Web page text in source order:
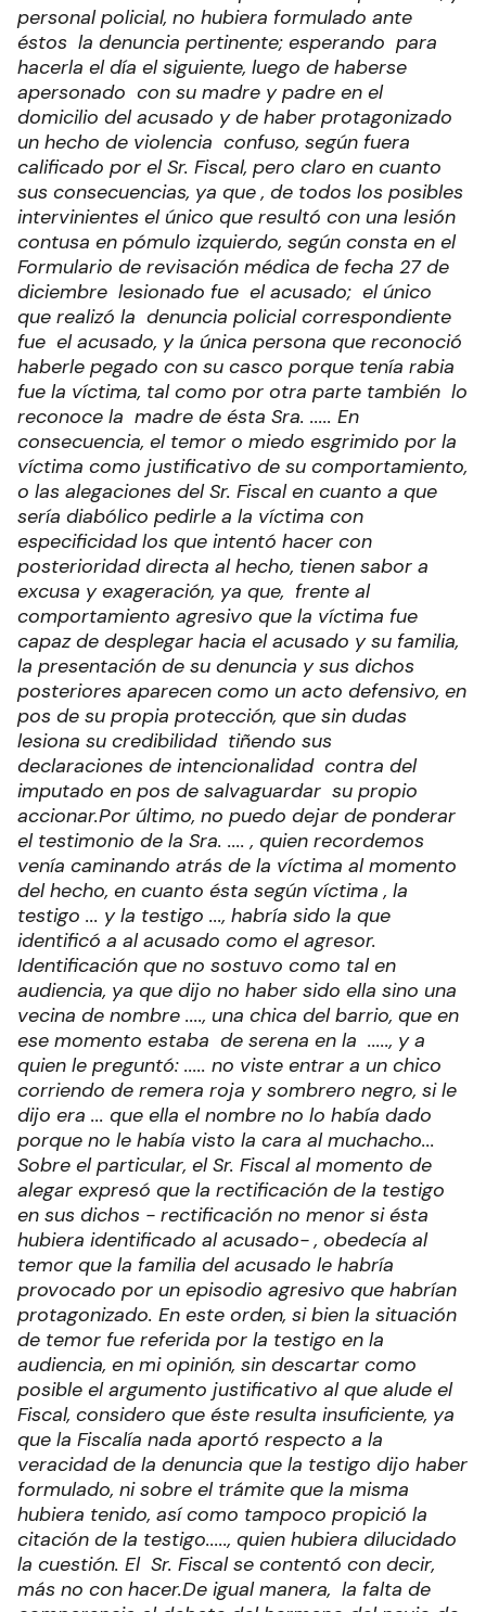
personal policial, no hubiera formulado ante
éstos la denuncia pertinente; esperando para
hacerla el día el siguiente, luego de haberse
apersonado con su madre y padre en el
domicilio del acusado y de haber protagonizado
un hecho de violencia confuso, según fuera
calificado por el Sr. Fiscal, pero claro en cuanto
sus consecuencias, ya que , de todos los posibles
intervinientes el único que resultó con una lesión
contusa en pómulo izquierdo, según consta en el
Formulario de revisación médica de fecha 27 de
diciembre lesionado fue el acusado; el único
que realizó la denuncia policial correspondiente
fue el acusado, y la única persona que reconoció
haberle pegado con su casco porque tenía rabia
fue la víctima, tal como por otra parte también lo
reconoce la madre de ésta Sra. ..... En
consecuencia, el temor o miedo esgrimido por la
víctima como justificativo de su comportamiento,
o las alegaciones del Sr. Fiscal en cuanto a que
sería diabólico pedirle a la víctima con
especificidad los que intentó hacer con
posterioridad directa al hecho, tienen sabor a
excusa y exageración, ya que, frente al
comportamiento agresivo que la víctima fue
capaz de desplegar hacia el acusado y su familia,
la presentación de su denuncia y sus dichos
posteriores aparecen como un acto defensivo, en
pos de su propia protección, que sin dudas
lesiona su credibilidad tiñendo sus
declaraciones de intencionalidad contra del
imputado en pos de salvaguardar su propio
accionar.Por último, no puedo dejar de ponderar
el testimonio de la Sra. .... , quien recordemos
venía caminando atrás de la víctima al momento
del hecho, en cuanto ésta según víctima , la
testigo ... y la testigo ..., habría sido la que
identificó a al acusado como el agresor.
Identificación que no sostuvo como tal en
audiencia, ya que dijo no haber sido ella sino una
vecina de nombre ...., una chica del barrio, que en
ese momento estaba de serena en la ....., y a
quien le preguntó: ..... no viste entrar a un chico
corriendo de remera roja y sombrero negro, si le
dijo era ... que ella el nombre no lo había dado
porque no le había visto la cara al muchacho...
Sobre el particular, el Sr. Fiscal al momento de
alegar expresó que la rectificación de la testigo
en sus dichos - rectificación no menor si ésta
hubiera identificado al acusado- , obedecía al
temor que la familia del acusado le habría
provocado por un episodio agresivo que habrían
protagonizado. En este orden, si bien la situación
de temor fue referida por la testigo en la
audiencia, en mi opinión, sin descartar como
posible el argumento justificativo al que alude el
Fiscal, considero que éste resulta insuficiente, ya
que la Fiscalía nada aportó respecto a la
veracidad de la denuncia que la testigo dijo haber
formulado, ni sobre el trámite que la misma
hubiera tenido, así como tampoco propició la
citación de la testigo....., quien hubiera dilucidado
la cuestión. El Sr. Fiscal se contentó con decir,
más no con hacer.De igual manera, la falta de